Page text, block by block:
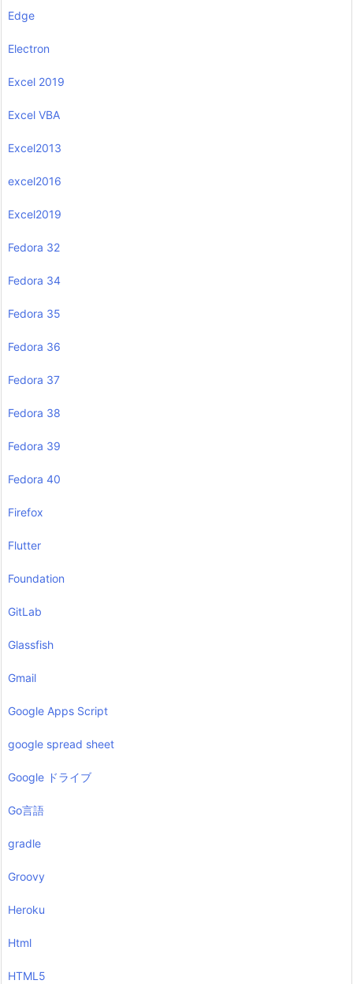
Edge
Electron
Excel 2019
Excel VBA
Excel2013
excel2016
Excel2019
Fedora 32
Fedora 34
Fedora 35
Fedora 36
Fedora 37
Fedora 38
Fedora 39
Fedora 40
Firefox
Flutter
Foundation
GitLab
Glassfish
Gmail
Google Apps Script
google spread sheet
Google ドライブ
Go言語
gradle
Groovy
Heroku
Html
HTML5